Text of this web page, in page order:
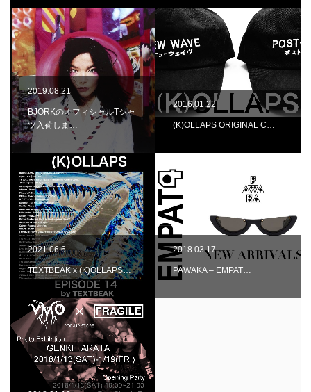
2019.08.21
BJORKのオフィシャルTシャ
ツ入荷しま…
2016.01.22
(K)OLLAPS ORIGINAL C…
2021.06.6
TEXTBEAK x (K)OLLAPS…
2018.03.17
PAWAKA – EMPAT…